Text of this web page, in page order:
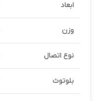
ابعاد
وزن
نوع اتصال
بلوتوث